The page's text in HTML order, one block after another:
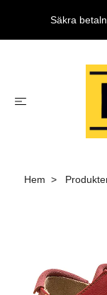
Säkra
Hem